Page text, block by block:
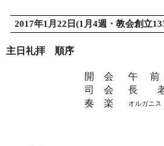
2017年1月22 日(1月4週・教会創立
主日礼拝 順序
開 会 午 前
司 会
長
奏 楽 オルガニス